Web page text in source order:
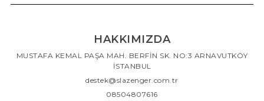
HAKKIMIZDA
MUSTAFA KEMAL PAŞA MAH. BERFİN SK. NO:3 ARNAVUTKÖY
İSTANBUL
destek@slazenger.com.tr
08504807616